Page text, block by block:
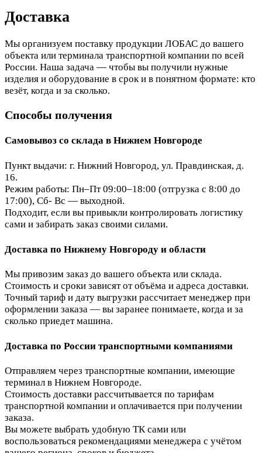
Доставка
Мы организуем поставку продукции ЛОБАС до вашего
объекта или терминала транспортной компании по всей
России. Наша задача — чтобы вы получили нужные
изделия и оборудование в срок и в понятном формате: кто
везёт, когда и за сколько.
Способы получения
Самовывоз со склада в Нижнем Новгороде
Пункт выдачи: г. Нижний Новгород, ул. Правдинская, д.
16.
Режим работы: Пн–Пт 09:00–18:00 (отгрузка с 8:00 до
17:00), Сб- Вс — выходной.
Подходит, если вы привыкли контролировать логистику
сами и забирать заказ своими силами.
Доставка по Нижнему Новгороду и области
Мы привозим заказ до вашего объекта или склада.
Стоимость и сроки зависят от объёма и адреса доставки.
Точный тариф и дату выгрузки рассчитает менеджер при
оформлении заказа — вы заранее понимаете, когда и за
сколько приедет машина.
Доставка по России транспортными компаниями
Отправляем через транспортные компании, имеющие
терминал в Нижнем Новгороде.
Стоимость доставки рассчитывается по тарифам
транспортной компании и оплачивается при получении
заказа.
Вы можете выбрать удобную ТК сами или
воспользоваться рекомендациями менеджера с учётом